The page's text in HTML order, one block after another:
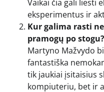
Vaikai čia gali liesti
eksperimentus ir
Kur galima rasti
pramogų po stogu?
Martyno Mažvydo
fantastiška
tik jaukiai įsitaisius
kompiuteriu, bet ir